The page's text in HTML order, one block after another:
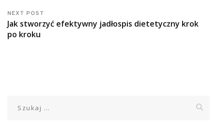
NEXT POST
Jak stworzyć efektywny jadłospis dietetyczny krok
po kroku